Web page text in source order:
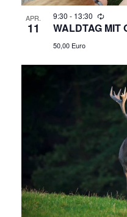
APR.
11
9:30 - 13:30
WALDTAG MIT
50,00 Euro